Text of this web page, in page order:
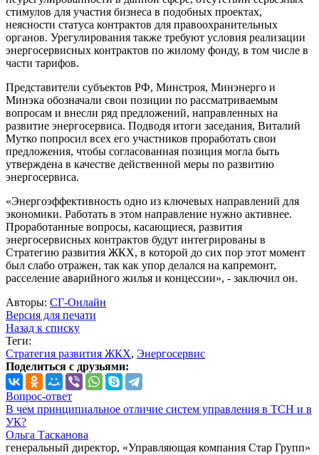
стимулов для участия бизнеса в подобных проектах,
неясности статуса контрактов для правоохранительных
органов. Урегулирования также требуют условия реализации
энергосервисных контрактов по жилому фонду, в том числе в
части тарифов.
Представители субъектов РФ, Минстроя, Минэнерго и
Минэка обозначали свои позиции по рассматриваемым
вопросам и внесли ряд предложений, направленных на
развитие энергосервиса. Подводя итоги заседания, Виталий
Мутко попросил всех его участников проработать свои
предложения, чтобы согласованная позиция могла быть
утверждена в качестве действенной меры по развитию
энергосервиса.
«Энергоэффективность одно из ключевых направлений для
экономики. Работать в этом направление нужно активнее.
Проработанные вопросы, касающиеся, развития
энергосервисных контрактов будут интегрированы в
Стратегию развития ЖКХ, в которой до сих пор этот момент
был слабо отражен, так как упор делался на капремонт,
расселение аварийного жилья и концессии», - заключил он.
Авторы: СГ-Онлайн
Версия для печати
Назад к списку
Теги:
Стратегия развития ЖКХ, Энергосервис
Поделиться с друзьями:
Вопрос-ответ
В чем принципиальное отличие систем управления в ТСН и в
УК?
Ольга Тасканова
генеральный директор, «Управляющая компания Стар Групп»